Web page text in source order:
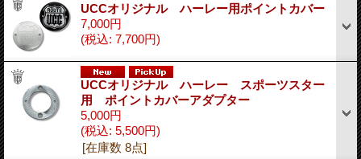
UCCオリジナル ハーレー用ポイントカバー
7,000円
(税込: 7,700円)
UCCオリジナル ハーレー スポーツスター
用 ポイントカバーアダプター
5,000円
(税込: 5,500円)
[在庫数 8点]